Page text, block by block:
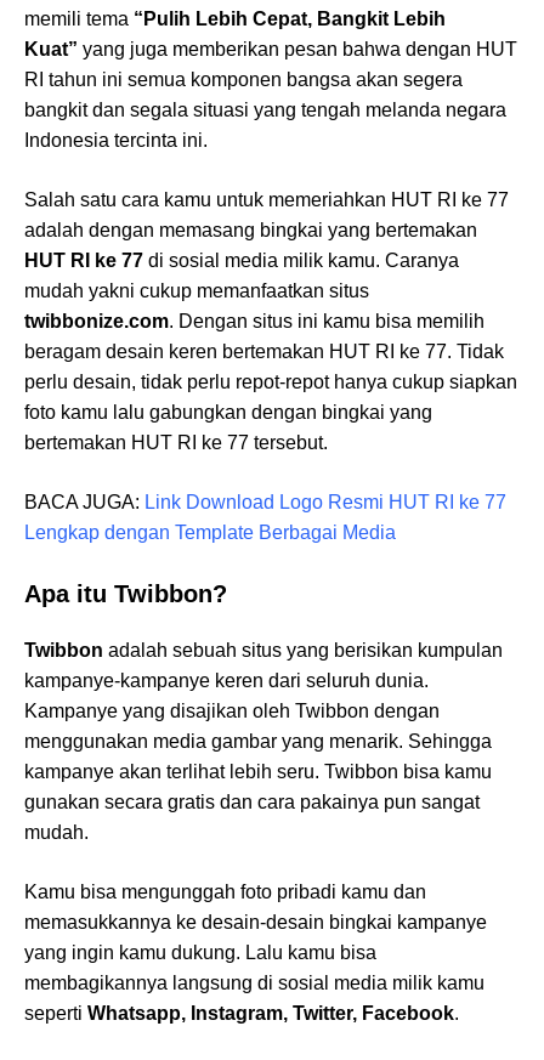
memili tema “Pulih Lebih Cepat, Bangkit Lebih
Kuat” yang juga memberikan pesan bahwa dengan HUT
RI tahun ini semua komponen bangsa akan segera
bangkit dan segala situasi yang tengah melanda negara
Indonesia tercinta ini.
Salah satu cara kamu untuk memeriahkan HUT RI ke 77
adalah dengan memasang bingkai yang bertemakan
HUT RI ke 77 di sosial media milik kamu. Caranya
mudah yakni cukup memanfaatkan situs
twibbonize.com. Dengan situs ini kamu bisa memilih
beragam desain keren bertemakan HUT RI ke 77. Tidak
perlu desain, tidak perlu repot-repot hanya cukup siapkan
foto kamu lalu gabungkan dengan bingkai yang
bertemakan HUT RI ke 77 tersebut.
BACA JUGA: Link Download Logo Resmi HUT RI ke 77
Lengkap dengan Template Berbagai Media
Apa itu Twibbon?
Twibbon adalah sebuah situs yang berisikan kumpulan
kampanye-kampanye keren dari seluruh dunia.
Kampanye yang disajikan oleh Twibbon dengan
menggunakan media gambar yang menarik. Sehingga
kampanye akan terlihat lebih seru. Twibbon bisa kamu
gunakan secara gratis dan cara pakainya pun sangat
mudah.
Kamu bisa mengunggah foto pribadi kamu dan
memasukkannya ke desain-desain bingkai kampanye
yang ingin kamu dukung. Lalu kamu bisa
membagikannya langsung di sosial media milik kamu
seperti Whatsapp, Instagram, Twitter, Facebook.